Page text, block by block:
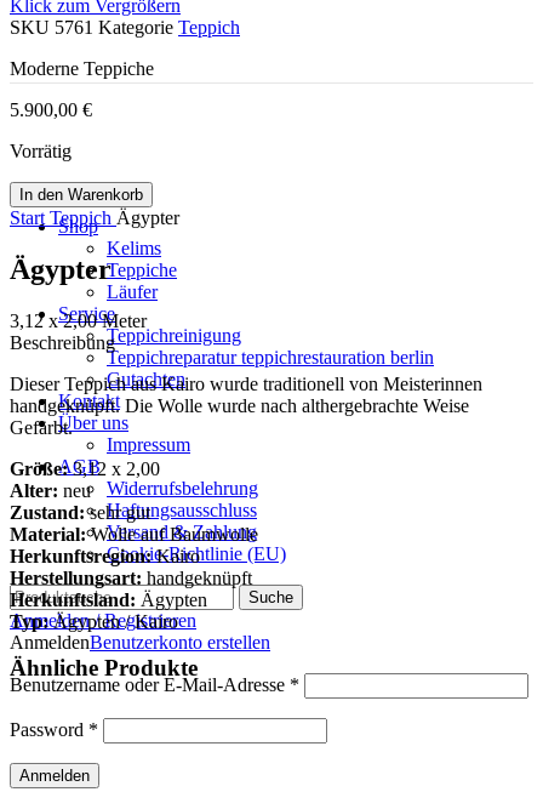
Shop
Kelims
Teppiche
Läufer
Service
Teppichreinigung
Teppichreparatur teppichrestauration berlin
Gutachten
Kontakt
Über uns
Impressum
AGB
Widerrufsbelehrung
Haftungsausschluss
Versand & Zahlung
Cookie-Richtlinie (EU)
Suche
Anmelden / Registrieren
AnmeldenBenutzerkonto erstellen
Benutzername oder E-Mail-Adresse *
Password *
Anmelden
Klick zum Vergrößern
SKU 5761 Kategorie Teppich
Moderne Teppiche
5.900,00 €
Vorrätig
In den Warenkorb
Start Teppich Ägypter
Ägypter
3,12 x 2,00 Meter
Beschreibung
Dieser Teppich aus Kairo wurde traditionell von Meisterinnen
handgeknüpft. Die Wolle wurde nach althergebrachte Weise
Gefärbt.
Größe:3,12 x 2,00
Alter: neu
Zustand:sehr gut
Material:Wolle auf Baumwolle
Herkunftsregion:Kairo
Herstellungsart: handgeknüpft
Herkunftsland: Ägypten
Typ:Ägypten / Kairo
Ähnliche Produkte